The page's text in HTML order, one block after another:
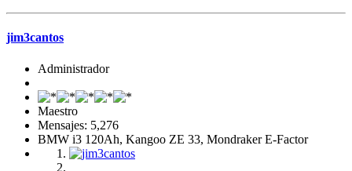
jim3cantos
Administrador
Maestro
Mensajes: 5,276
BMW i3 120Ah, Kangoo ZE 33, Mondraker E-Factor